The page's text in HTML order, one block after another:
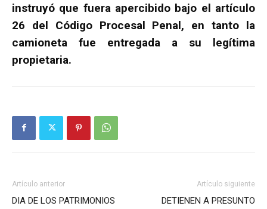
instruyó que fuera apercibido bajo el artículo
26 del Código Procesal Penal, en tanto la
camioneta fue entregada a su legítima
propietaria.
Artículo anterior
DIA DE LOS PATRIMONIOS
Artículo siguiente
DETIENEN A PRESUNTO